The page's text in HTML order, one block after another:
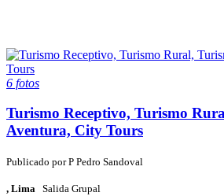
6 fotos
Turismo Receptivo, Turismo
Aventura, City Tours
Publicado porP Pedro Sandoval
, Lima Salida Grupal